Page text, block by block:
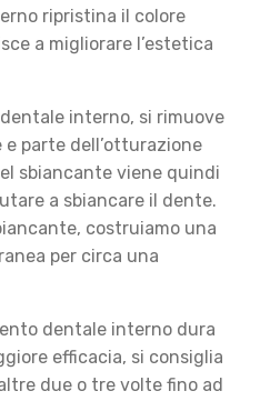
ripristina il colore
a migliorare l’estetica
interno, si rimuove
parte dell’otturazione
sbiancante viene quindi
a sbiancare il dente.
costruiamo una
per circa una
dentale interno dura
efficacia, si consiglia
due o tre volte fino ad